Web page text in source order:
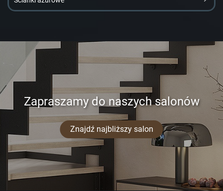
Zapraszamy do naszych salonów
Znajdź najbliższy salon